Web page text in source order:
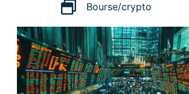
Bourse/crypto